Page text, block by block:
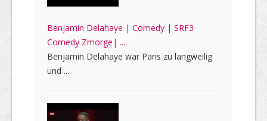
Benjamin Delahaye | Comedy | SRF3
Comedy Zmorge| ...
Benjamin Delahaye war Paris zu langweilig
und ...